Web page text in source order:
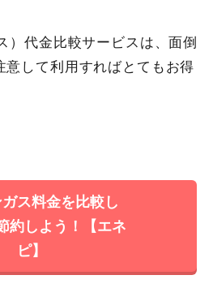
）代金比較サービスは、面倒
意して利用すればとてもお得
ス料金を比較し
約しよう！【エネ
ピ】